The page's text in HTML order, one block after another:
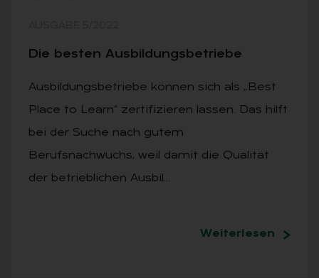
Die bes­ten Aus­bil­dungs­be­trie­be
Ausbildungsbetriebe können sich als „Best
Place to Learn“ zertifizieren lassen. Das hilft
bei der Suche nach gutem
Berufsnachwuchs, weil damit die Qualität
der betrieblichen Ausbil…
Weiterlesen